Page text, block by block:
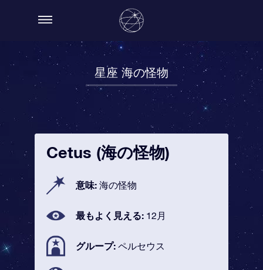
星座 海の怪物
Cetus (海の怪物)
意味: 海の怪物
最もよく見える: 12月
グループ: ペルセウス